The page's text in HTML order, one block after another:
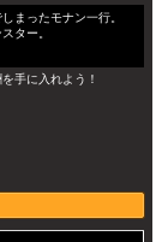
まったモナン一行。
ター。
手に入れよう！